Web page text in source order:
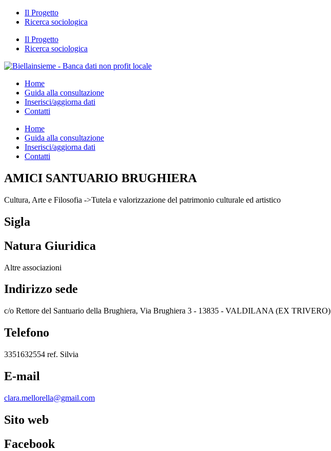
Il Progetto
Ricerca sociologica
Il Progetto
Ricerca sociologica
Home
Guida alla consultazione
Inserisci/aggiorna dati
Contatti
Home
Guida alla consultazione
Inserisci/aggiorna dati
Contatti
AMICI SANTUARIO BRUGHIERA
Cultura, Arte e Filosofia ->Tutela e valorizzazione del patrimonio culturale ed artistico
Sigla
Natura Giuridica
Altre associazioni
Indirizzo sede
c/o Rettore del Santuario della Brughiera, Via Brughiera 3 - 13835 - VALDILANA (EX TRIVERO)
Telefono
3351632554 ref. Silvia
E-mail
clara.mellorella@gmail.com
Sito web
Facebook